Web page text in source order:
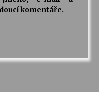
komentáře.